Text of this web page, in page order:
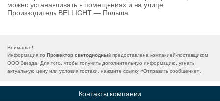
можно устанавливать в помещениях и на улице.
Производитель BELLIGHT — Польша.
Внимание!
Информация по Прожектор светодиодный предоставлена компанией-поставщиком
ООО Звезда. Для того, чтобы получить дополнительную информацию, узнать
актуальную цену или условия постаки, нажмите ссылку «Отправить сообщение».
Контакты компании